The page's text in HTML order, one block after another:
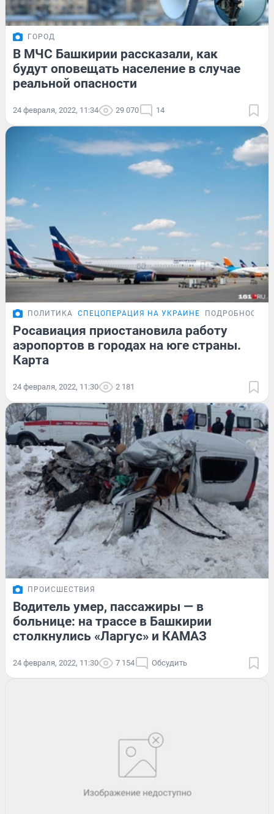
ГОРОД
В МЧС Башкирии рассказали, как
будут оповещать население в случае
реальной опасности
24 февраля, 2022, 11:34 29 070 14
ПОЛИТИКА СПЕЦОПЕРАЦИЯ НА УКРАИНЕ ПОДРОБНОСТИ
Росавиация приостановила работу
аэропортов в городах на юге страны.
Карта
24 февраля, 2022, 11:30 2 181
ПРОИСШЕСТВИЯ
Водитель умер, пассажиры — в
больнице: на трассе в Башкирии
столкнулись «Ларгус» и КАМАЗ
24 февраля, 2022, 11:30 7 154 Обсудить